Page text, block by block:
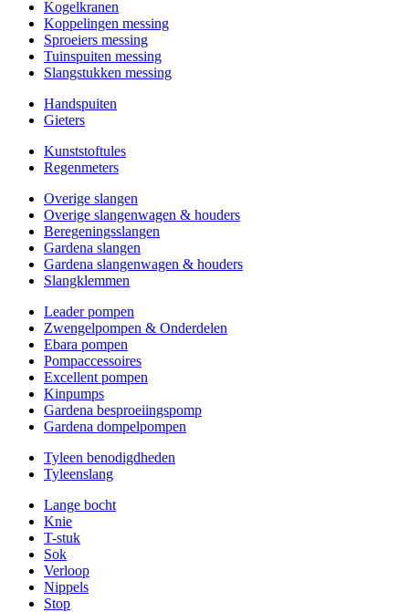
Kogelkranen
Koppelingen messing
Sproeiers messing
Tuinspuiten messing
Slangstukken messing
Handspuiten
Gieters
Kunststoftules
Regenmeters
Overige slangen
Overige slangenwagen & houders
Beregeningsslangen
Gardena slangen
Gardena slangenwagen & houders
Slangklemmen
Leader pompen
Zwengelpompen & Onderdelen
Ebara pompen
Pompaccessoires
Excellent pompen
Kinpumps
Gardena besproeiingspomp
Gardena dompelpompen
Tyleen benodigdheden
Tyleenslang
Lange bocht
Knie
T-stuk
Sok
Verloop
Nippels
Stop